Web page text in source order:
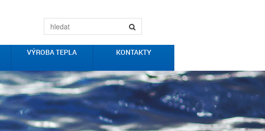
VÝROBA TEPLA KONTAKTY